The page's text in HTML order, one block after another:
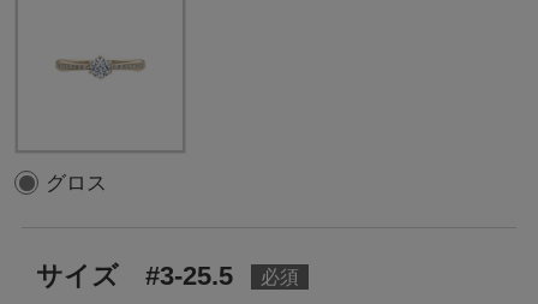
グロス
サイズ #3-25.5